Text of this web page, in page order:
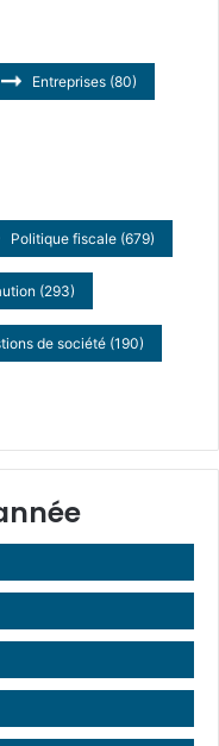
Entreprises (80)
Politique fiscale (679)
(293)
de société (190)